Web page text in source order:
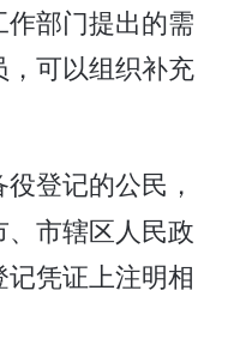
部门提出的需
可以组织补充
登记的公民，
市辖区人民政
凭证上注明相